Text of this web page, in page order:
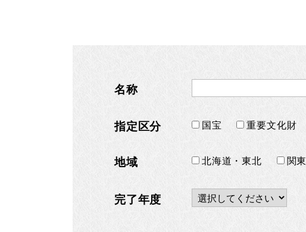
名称
指定区分 国宝 重要文化財
地域 北海道・東北 関東
完了年度